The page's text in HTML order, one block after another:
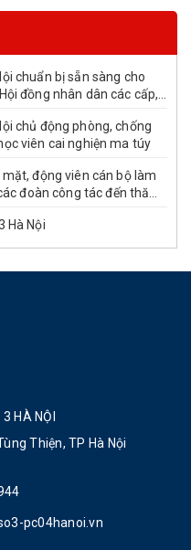
chuẩn bị sẵn sàng cho
đồng nhân dân các cấp,
chủ động phòng, chống
viên cai nghiện ma túy
động viên cán bộ làm
đoàn công tác đến thăm,
1955 -27/02/2026)
Hà Nội
3 HÀ NỘI
Thiện, TP Hà Nội
pc04hanoi.vn